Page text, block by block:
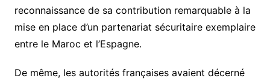
reconnaissance de sa contribution remarquable à la
mise en place d’un partenariat sécuritaire exemplaire
entre le Maroc et l’Espagne.
De même, les autorités françaises avaient décerné